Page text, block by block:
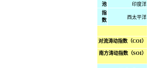
池
印度洋
指
数
西太平洋
对流涛动指数（COI）
南方涛动指数（SOI）